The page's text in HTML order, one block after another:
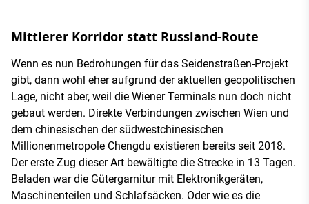
Mittlerer Korridor statt Russland-Route
Wenn es nun Bedrohungen für das Seidenstraßen-Projekt
gibt, dann wohl eher aufgrund der aktuellen geopolitischen
Lage, nicht aber, weil die Wiener Terminals nun doch nicht
gebaut werden. Direkte Verbindungen zwischen Wien und
dem chinesischen der südwestchinesischen
Millionenmetropole Chengdu existieren bereits seit 2018.
Der erste Zug dieser Art bewältigte die Strecke in 13 Tagen.
Beladen war die Gütergarnitur mit Elektronikgeräten,
Maschinenteilen und Schlafsäcken. Oder wie es die